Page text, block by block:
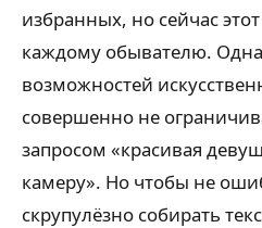
избранных, но сейчас
каждому обывателю.
возможностей
совершенно не
запросом «красивая
камеру». Но чтобы не
скрупулёзно собирать